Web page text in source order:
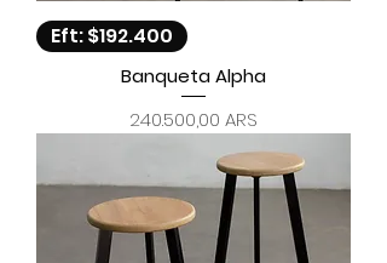
Eft: $192.400
Banqueta Alpha
Precio
240.500,00 ARS